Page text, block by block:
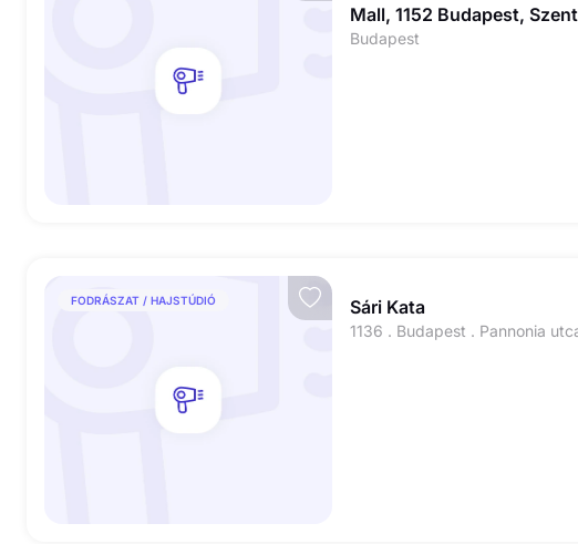
Mall, 1152 Budapest,
út 167-169
Budapest
FODRÁSZAT / HAJSTÚDIÓ Sári Kata
1136 . Budapest . Pannonia